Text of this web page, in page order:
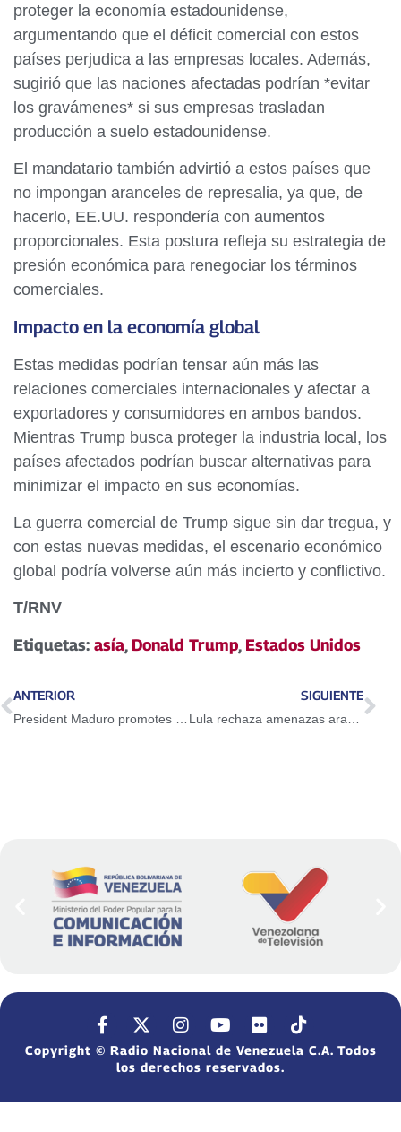
proteger la economía estadounidense,
argumentando que el déficit comercial con estos
países perjudica a las empresas locales. Además,
sugirió que las naciones afectadas podrían *evitar
los gravámenes* si sus empresas trasladan
producción a suelo estadounidense.
El mandatario también advirtió a estos países que
no impongan aranceles de represalia, ya que, de
hacerlo, EE.UU. respondería con aumentos
proporcionales. Esta postura refleja su estrategia de
presión económica para renegociar los términos
comerciales.
Impacto en la economía global
Estas medidas podrían tensar aún más las
relaciones comerciales internacionales y afectar a
exportadores y consumidores en ambos bandos.
Mientras Trump busca proteger la industria local, los
países afectados podrían buscar alternativas para
minimizar el impacto en sus economías.
La guerra comercial de Trump sigue sin dar tregua, y
con estas nuevas medidas, el escenario económico
global podría volverse aún más incierto y conflictivo.
T/RNV
Etiquetas: asía, Donald Trump, Estados Unidos
ANTERIOR SIGUIENTE
Copyright © Radio Nacional de Venezuela C.A. Todos
los derechos reservados.